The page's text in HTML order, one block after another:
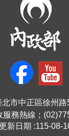
市中正區徐州路
服務熱線；
新日期
115-08-